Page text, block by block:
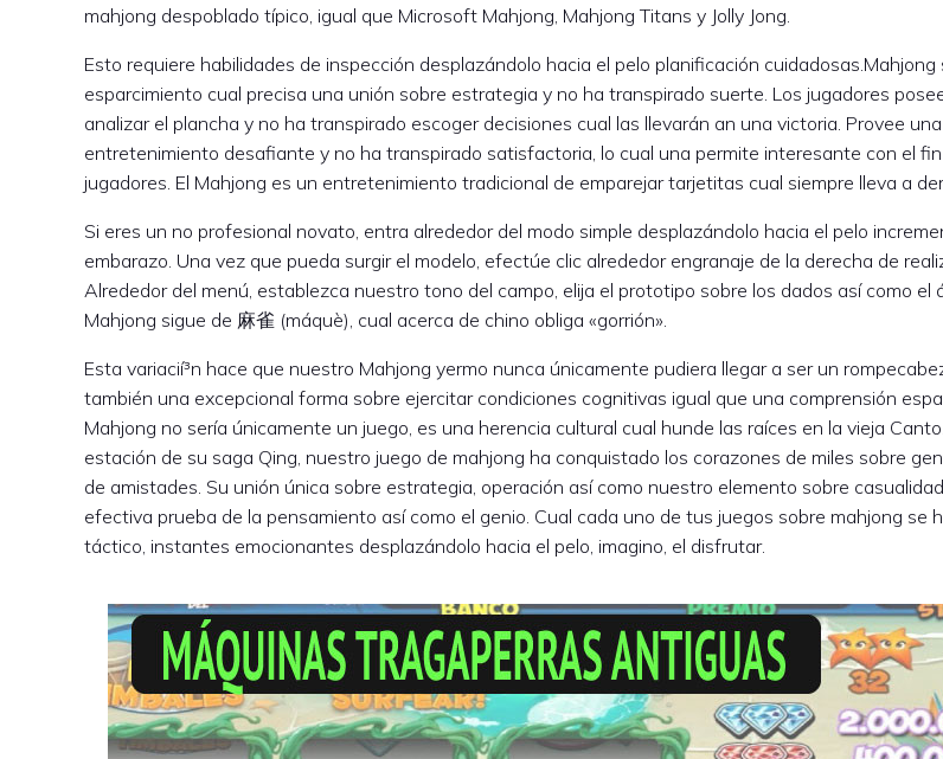
mahjong despoblado típico, igual que Microsoft Mahjong, Mahjong Titans y Jolly Jong.
Esto requiere habilidades de inspección desplazándolo hacia el pelo planificación cuidadosas.Mahjong
esparcimiento cual precisa una unión sobre estrategia y no ha transpirado suerte. Los jugadores
analizar el plancha y no ha transpirado escoger decisiones cual las llevarán an una victoria. Provee
entretenimiento desafiante y no ha transpirado satisfactoria, lo cual una permite interesante con el
jugadores. El Mahjong es un entretenimiento tradicional de emparejar tarjetitas cual siempre lleva a
Si eres un no profesional novato, entra alrededor del modo simple desplazándolo hacia el pelo
embarazo. Una vez que pueda surgir el modelo, efectúe clic alrededor engranaje de la derecha de
Alrededor del menú, establezca nuestro tono del campo, elija el prototipo sobre los dados así­ como el
Mahjong sigue de 麻雀 (máquè), cual acerca de chino obliga «gorrión».
Esta variacií³n hace que nuestro Mahjong yermo nunca únicamente pudiera llegar a ser un
también una excepcional forma sobre ejercitar condiciones cognitivas igual que una comprensión
Mahjong no serí­a únicamente un juego, es una herencia cultural cual hunde las raíces en la vieja
estación de su saga Qing, nuestro juego de mahjong ha conquistado los corazones de miles sobre
de amistades. Su unión única sobre estrategia, operación así­ como nuestro elemento sobre
efectiva prueba de la pensamiento así­ como el genio. Cual cada uno de tus juegos sobre mahjong se
táctico, instantes emocionantes desplazándolo hacia el pelo, imagino, el disfrutar.